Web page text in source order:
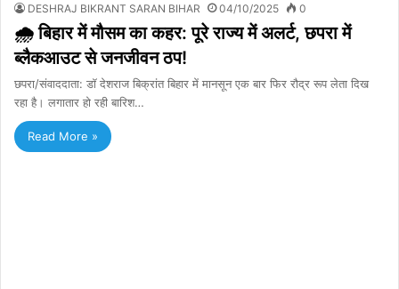
DESHRAJ BIKRANT SARAN BIHAR 04/10/2025 0
🌧️ बिहार में मौसम का कहर: पूरे राज्य में अलर्ट, छपरा में
ब्लैकआउट से जनजीवन ठप!
छपरा/संवाददाता: डॉ देशराज बिक्रांत बिहार में मानसून एक बार फिर रौद्र रूप लेता दिख
रहा है। लगातार हो रही बारिश…
Read More »